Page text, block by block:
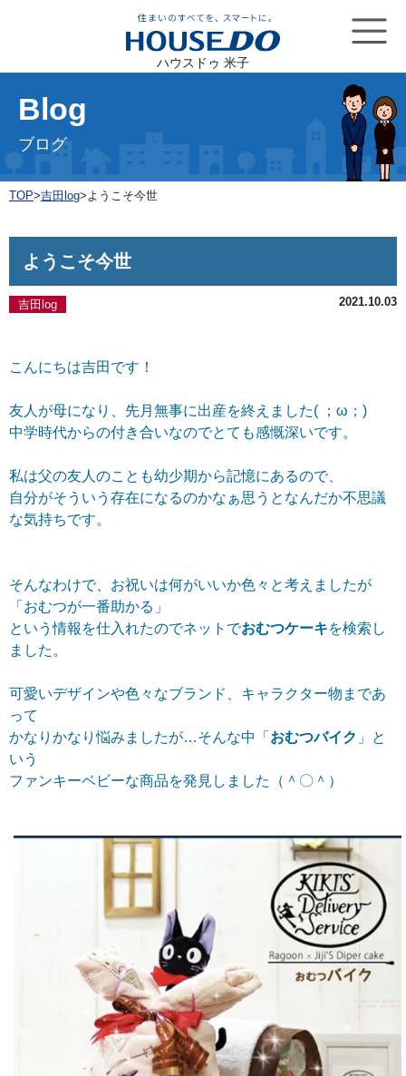
ハウスドゥ 米子
Blog
ブログ
TOP>吉田log>ようこそ今世
ようこそ今世
吉田log 2021.10.03
こんにちは吉田です！
友人が母になり、先月無事に出産を終えました( ；ω；)
中学時代からの付き合いなのでとても感慨深いです。
私は父の友人のことも幼少期から記憶にあるので、
自分がそういう存在になるのかなぁ思うとなんだか不思議
な気持ちです。
そんなわけで、お祝いは何がいいか色々と考えましたが
「おむつが一番助かる」
という情報を仕入れたのでネットでおむつケーキを検索し
ました。
可愛いデザインや色々なブランド、キャラクター物まであ
って
かなりかなり悩みましたが…そんな中「 おむつバイク 」と
いう
ファンキーベビーな商品を発見しました（＾〇＾）